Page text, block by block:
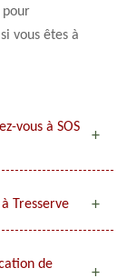
pour
vous êtes à
vous à SOS
Tresserve
de